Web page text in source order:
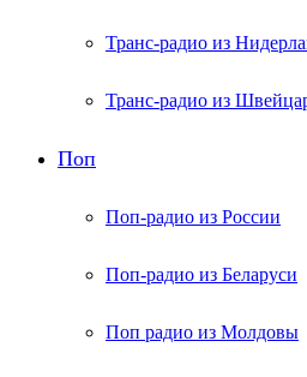
Транс-радио из
Транс-радио из
Поп
Поп-радио из России
Поп-радио из Беларуси
Поп радио из Молдовы